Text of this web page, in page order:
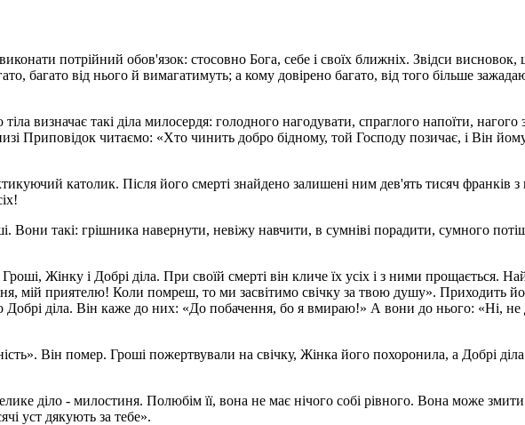
потрійний обов'язок: стосовно Бога, себе і своїх ближніх. Звідси
багато від нього й вимагатимуть; а кому довірено багато, від того більше
визначає такі діла милосердя: голодного нагодувати, спраглого напоїти,
Приповідок читаємо: «Хто чинить добро бідному, той Господу позичає, і Він йому
католик. Після його смерті знайдено залишені ним дев'ять тисяч франків
Вони такі: грішника навернути, невіжу навчити, в сумніві порадити, сумного
Жінку і Добрі діла. При своїй смерті він кличе їх усіх і з ними прощається.
мій приятелю! Коли помреш, то ми засвітимо свічку за твою душу». Приходить
Добрі діла. Він каже до них: «До побачення, бо я вмираю!» А вони до нього: «Ні,
Він помер. Гроші пожертвували на свічку, Жінка його похоронила, а Добрі
діло - милостиня. Полюбім її, вона не має нічого собі рівного. Вона може
уст дякують за тебе».